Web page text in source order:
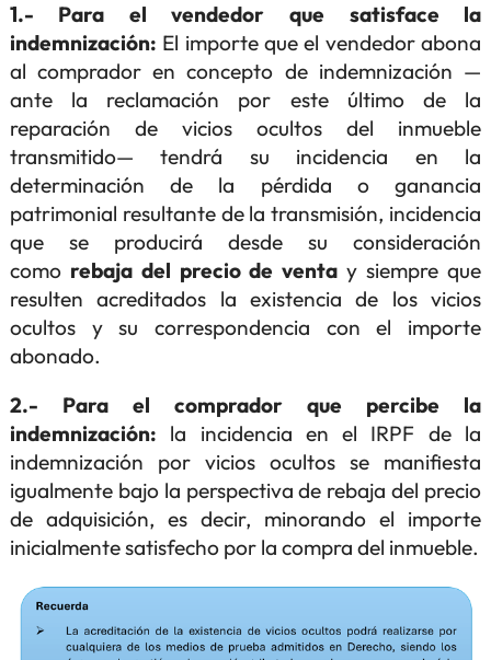
1.- Para el vendedor que satisface la
indemnización: El importe que el vendedor abona
al comprador en concepto de indemnización —
ante la reclamación por este último de la
reparación de vicios ocultos del inmueble
transmitido— tendrá su incidencia en la
determinación de la pérdida o ganancia
patrimonial resultante de la transmisión, incidencia
que se producirá desde su consideración
como rebaja del precio de venta y siempre que
resulten acreditados la existencia de los vicios
ocultos y su correspondencia con el importe
abonado.
2.- Para el comprador que percibe la
indemnización: la incidencia en el IRPF de la
indemnización por vicios ocultos se manifiesta
igualmente bajo la perspectiva de rebaja del precio
de adquisición, es decir, minorando el importe
inicialmente satisfecho por la compra del inmueble.